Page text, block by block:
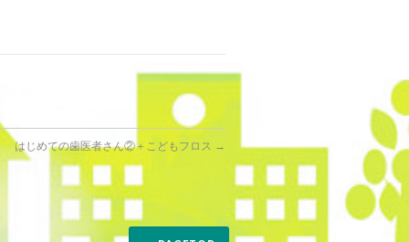
はじめての歯医者さん②＋こどもフロス →